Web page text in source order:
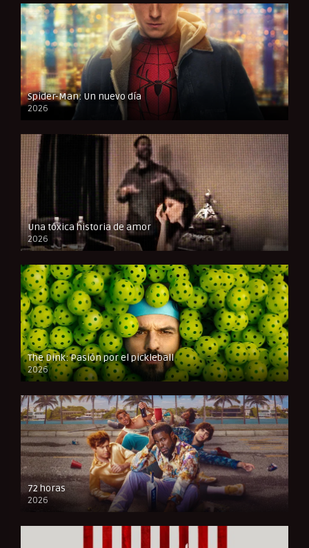
Spider-Man: Un nuevo día
2026
CAM
Una tóxica historia de amor
2026
FULL HD
The Dink: Pasión por el pickleball
2026
FULL HD
72 horas
2026
FULL HD